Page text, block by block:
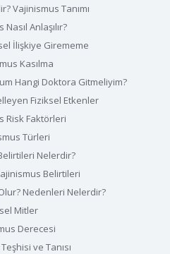
Vajinismus Tanımı
Anlaşılır?
İlişkiye Girememe
Kasılma
Hangi Doktora Gitmeliyim?
Fiziksel Etkenler
Risk Faktörleri
Türleri
Nelerdir?
Belirtileri
Nedenleri Nelerdir?
Mitler
Derecesi
ve Tanısı